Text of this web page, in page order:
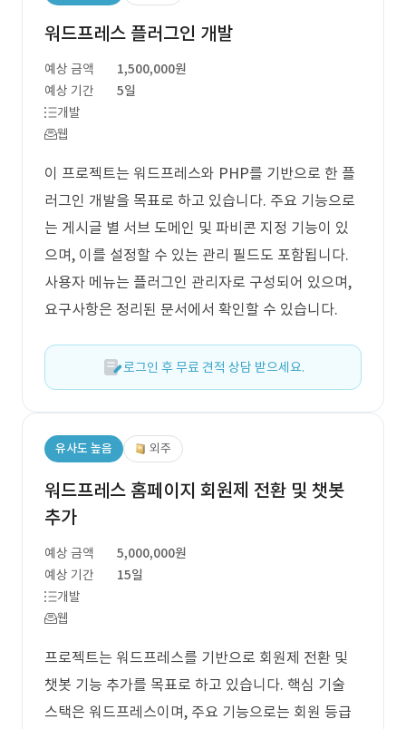
워드프레스 플러그인 개발
예상 금액
1,500,000원
예상 기간
5일
개발
웹
이 프로젝트는 워드프레스와 PHP를 기반으로 한 플
러그인 개발을 목표로 하고 있습니다. 주요 기능으로
는 게시글 별 서브 도메인 및 파비콘 지정 기능이 있
으며, 이를 설정할 수 있는 관리 필드도 포함됩니다.
사용자 메뉴는 플러그인 관리자로 구성되어 있으며,
요구사항은 정리된 문서에서 확인할 수 있습니다.
로그인 후 무료 견적 상담 받으세요.
유사도 높음 외주
워드프레스 홈페이지 회원제 전환 및 챗봇
추가
예상 금액
5,000,000원
예상 기간
15일
개발
웹
프로젝트는 워드프레스를 기반으로 회원제 전환 및
챗봇 기능 추가를 목표로 하고 있습니다. 핵심 기술
스택은 워드프레스이며, 주요 기능으로는 회원 등급